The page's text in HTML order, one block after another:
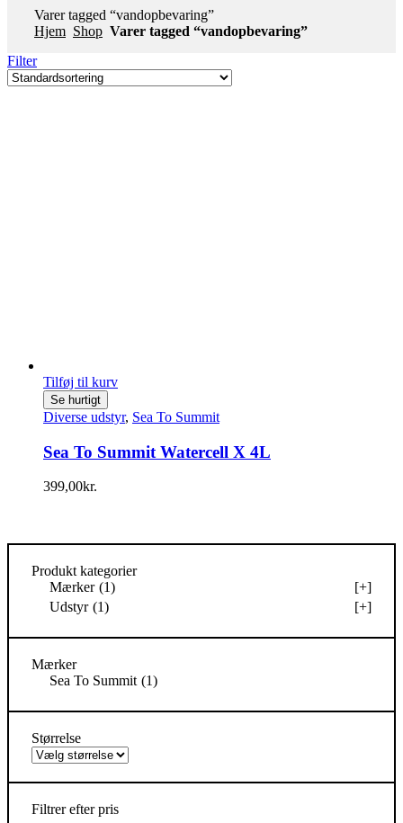
Varer tagged “vandopbevaring”
Hjem Shop Varer tagged “vandopbevaring”
Filter
Tilføj til kurv
Se hurtigt
Diverse udstyr, Sea To Summit
Sea To Summit Watercell X 4L
399,00kr.
Produkt kategorier
Mærker (1)
[+]
Udstyr (1) [+]
Mærker
Sea To Summit (1)
Størrelse
Filtrer efter pris